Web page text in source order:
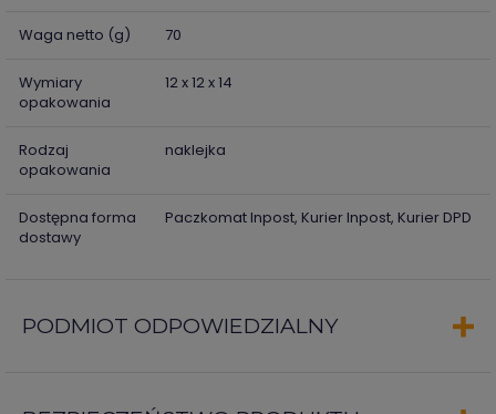
Waga netto (g) 70
Wymiary
opakowania
12 x 12 x 14
Rodzaj
opakowania
naklejka
Dostępna forma
dostawy
Paczkomat Inpost, Kurier Inpost, Kurier DPD
PODMIOT ODPOWIEDZIALNY